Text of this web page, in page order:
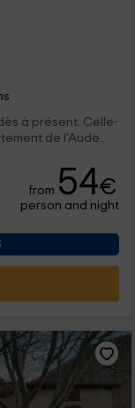
à présent. Celle-
de l'Aude...
from 54€
person and night